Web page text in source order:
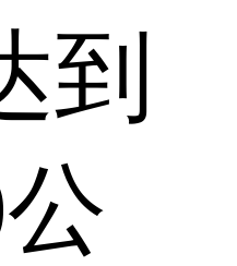
到